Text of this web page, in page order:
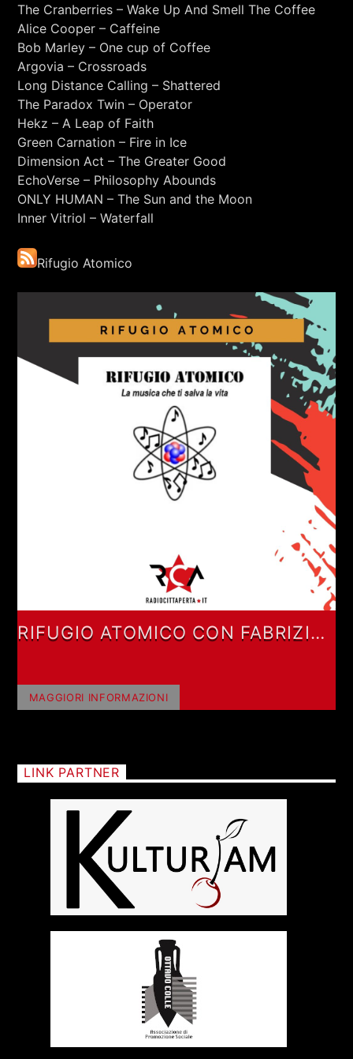
The Cranberries – Wake Up And Smell The Coffee
Alice Cooper – Caffeine
Bob Marley – One cup of Coffee
Argovia – Crossroads
Long Distance Calling – Shattered
The Paradox Twin – Operator
Hekz – A Leap of Faith
Green Carnation – Fire in Ice
Dimension Act – The Greater Good
EchoVerse – Philosophy Abounds
ONLY HUMAN – The Sun and the Moon
Inner Vitriol – Waterfall
Rifugio Atomico
RIFUGIO ATOMICO CON FABRIZIO
MAGGIORI INFORMAZIONI
LINK PARTNER